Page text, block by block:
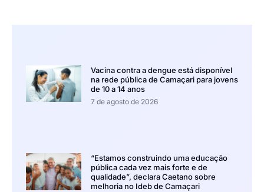
Vacina contra a dengue está disponível
na rede pública de Camaçari para jovens
de 10 a 14 anos
7 de agosto de 2026
“Estamos construindo uma educação
pública cada vez mais forte e de
qualidade”, declara Caetano sobre
melhoria no Ideb de Camaçari